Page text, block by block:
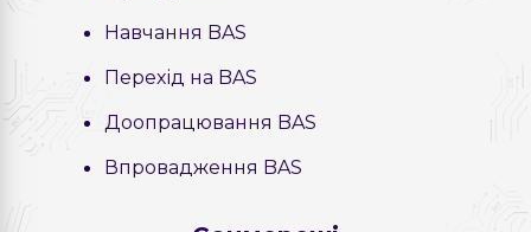
Навчання BAS
Перехід на BAS
Доопрацювання BAS
Впровадження BAS